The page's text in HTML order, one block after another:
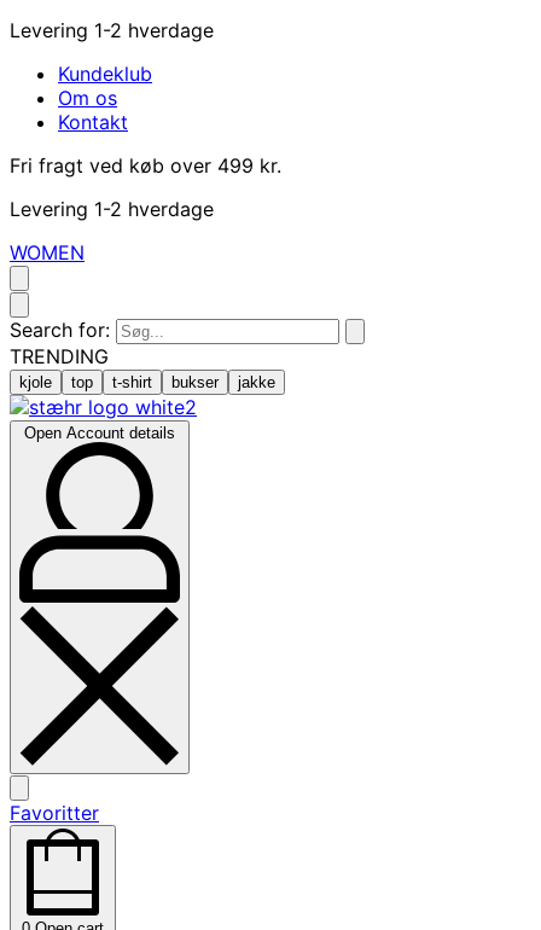
Levering 1-2 hverdage
Kundeklub
Om os
Kontakt
Fri fragt ved køb over 499 kr.
Levering 1-2 hverdage
WOMEN
Search for:
TRENDING
kjole top t-shirt bukser jakke
Open Account details
Favoritter